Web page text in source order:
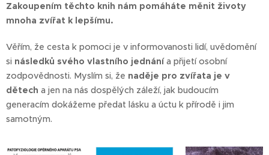
Zakoupením těchto knih nám pomáháte měnit životy
mnoha zvířat k lepšímu.
Věřím, že cesta k pomoci je v informovanosti lidí, uvědomění
si následků svého vlastního jednánía přijetí osobní
zodpovědnosti. Myslím si, že naděje pro zvířata je v
dětech a jen na nás dospělých záleží, jak budoucím
generacím dokážeme předat lásku a úctu k přírodě i jim
samotným.